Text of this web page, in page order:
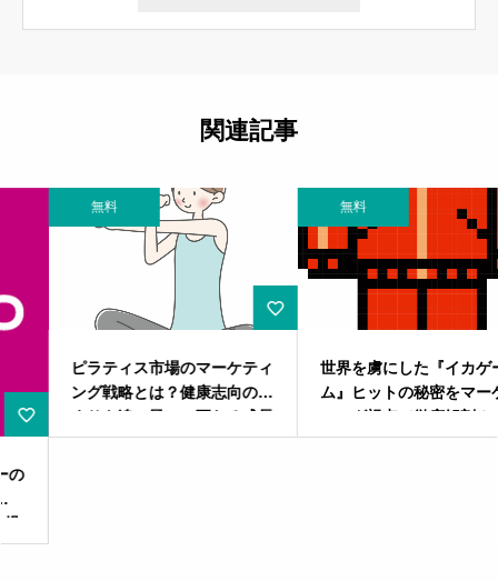
関連記事
ピラティス市場のマーケティ
ング戦略とは？健康志向の高
まりを追い風に、更なる成長
を目指す –
世界を虜にした『イカゲー
ム』ヒットの秘密をマーケテ
ィング視点で徹底解剖！